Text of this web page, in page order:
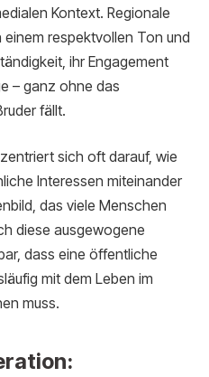
Kontext. Regionale
respektvollen Ton und
ihr Engagement
– ganz ohne das
fällt.
sich oft darauf, wie
Interessen miteinander
das viele Menschen
diese ausgewogene
dass eine öffentliche
mit dem Leben im
muss.